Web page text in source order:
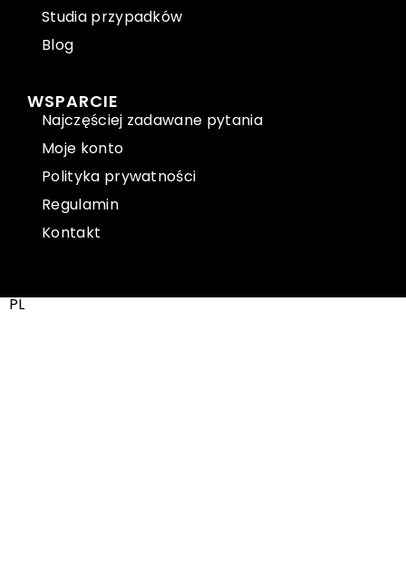
Studia przypadków
Blog
WSPARCIE
Najczęściej zadawane pytania
Moje konto
Polityka prywatności
Regulamin
Kontakt
PL